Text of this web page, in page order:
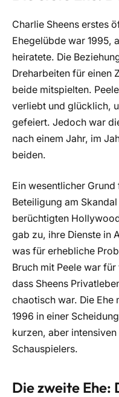
Charlie Sheens erstes
Ehegelübde war 1995,
heiratete. Die
Dreharbeiten für einen
beide mitspielten.
verliebt und glücklich,
gefeiert. Jedoch war
nach einem Jahr, im
beiden.
Ein wesentlicher
Beteiligung am
berüchtigten
gab zu, ihre Dienste in
was für erhebliche
Bruch mit Peele war
dass Sheens
chaotisch war. Die Ehe
1996 in einer
kurzen, aber
Schauspielers.
Die zweite Ehe: